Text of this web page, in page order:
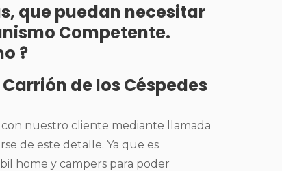
que puedan necesitar
Competente.
?
de los Céspedes
nuestro cliente mediante llamada
de este detalle. Ya que es
home y campers para poder